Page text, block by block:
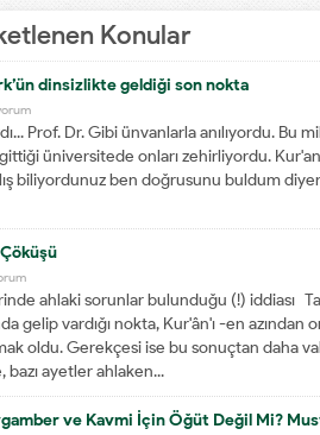
Konular
dinsizlikte geldiği son nokta
Prof. Dr. Gibi ünvanlarla anılıyordu. Bu
üniversitede onları zehirliyordu.
biliyordunuz ben doğrusunu buldum
ahlaki sorunlar bulunduğu (!) iddiası
gelip vardığı nokta, Kur'ân'ı -en azından
oldu. Gerekçesi ise bu sonuçtan daha
bazı ayetler ahlaken...
ve Kavmi İçin Öğüt Değil Mi?